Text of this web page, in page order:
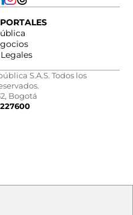
S.A.S. Todos los
Bogotá